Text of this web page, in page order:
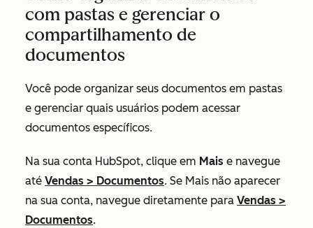
com pastas e gerenciar o
compartilhamento de
documentos
Você pode organizar seus documentos em pastas
e gerenciar quais usuários podem acessar
documentos específicos.
Na sua conta HubSpot, clique em Mais e navegue
até Vendas > Documentos. Se Mais não aparecer
na sua conta, navegue diretamente para Vendas >
Documentos.